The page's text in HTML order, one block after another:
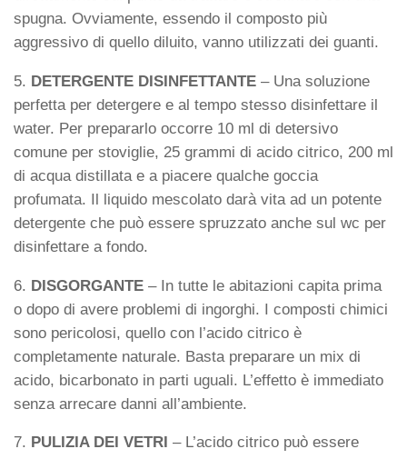
spugna. Ovviamente, essendo il composto più
aggressivo di quello diluito, vanno utilizzati dei guanti.
5. DETERGENTE DISINFETTANTE – Una soluzione
perfetta per detergere e al tempo stesso disinfettare il
water. Per prepararlo occorre 10 ml di detersivo
comune per stoviglie, 25 grammi di acido citrico, 200 ml
di acqua distillata e a piacere qualche goccia
profumata. Il liquido mescolato darà vita ad un potente
detergente che può essere spruzzato anche sul wc per
disinfettare a fondo.
6. DISGORGANTE – In tutte le abitazioni capita prima
o dopo di avere problemi di ingorghi. I composti chimici
sono pericolosi, quello con l’acido citrico è
completamente naturale. Basta preparare un mix di
acido, bicarbonato in parti uguali. L’effetto è immediato
senza arrecare danni all’ambiente.
7. PULIZIA DEI VETRI – L’acido citrico può essere